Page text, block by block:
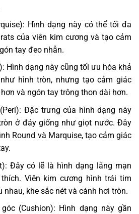
Hình dạng này có thể tối đa
của viên kim cương và tạo cảm
tay đeo nhẫn.
Hình dạng này cũng tối ưu hóa khả
hình tròn, nhưng tạo cảm giác
và ngón tay trông thon dài hơn.
Đặc trưng của hình dạng này
ở đáy giống như giọt nước. Đây
Round và Marquise, tạo cảm giác
Đây có lẽ là hình dạng lãng mạn
Viên kim cương hình trái tim
nhau, khe sắc nét và cánh hơi tròn.
(Cushion): Hình dạng này gần